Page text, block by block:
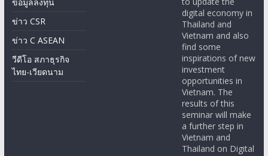
ข้อมูลลงทุน
ข่าว CSR
ข่าว C ASEAN
วีดีโอ สภาธุรกิจ
ไทย-เวียดนาม
digital economy in
Thailand and
Vietnam and also
find some
inspirations of new
investment
opportunities in
Vietnam. The
results of this
seminar will make
a further step in
Vietnam and
Thailand on Digital